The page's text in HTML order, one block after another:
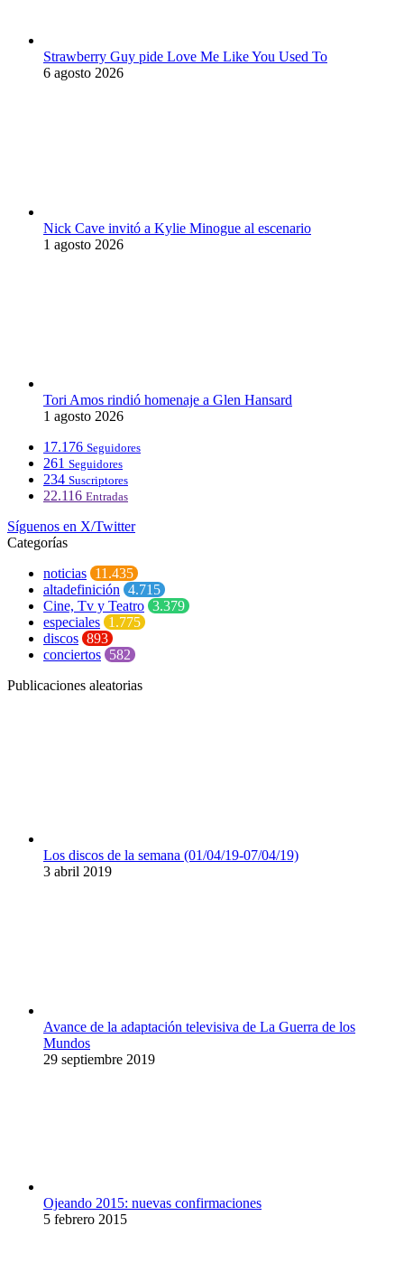
Strawberry Guy pide Love Me Like You Used To
6 agosto 2026
Nick Cave invitó a Kylie Minogue al escenario
1 agosto 2026
Tori Amos rindió homenaje a Glen Hansard
1 agosto 2026
17.176 Seguidores
261 Seguidores
234 Suscriptores
22.116 Entradas
Síguenos en X/Twitter
Categorías
noticias 11.435
altadefinición 4.715
Cine, Tv y Teatro 3.379
especiales 1.775
discos 893
conciertos 582
Publicaciones aleatorias
Los discos de la semana (01/04/19-07/04/19)
3 abril 2019
Avance de la adaptación televisiva de La Guerra de los
Mundos
29 septiembre 2019
Ojeando 2015: nuevas confirmaciones
5 febrero 2015